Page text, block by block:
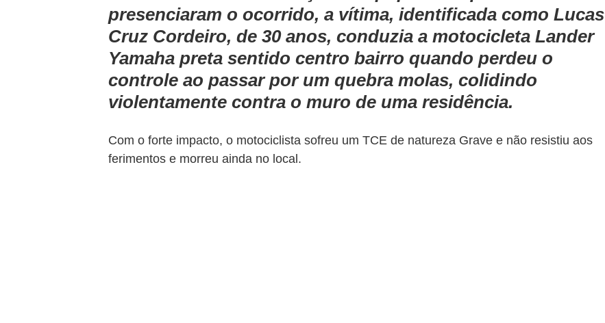
presenciaram o ocorrido, a vítima, identificada como Lucas
Cruz Cordeiro, de 30 anos, conduzia a motocicleta Lander
Yamaha preta sentido centro bairro quando perdeu o
controle ao passar por um quebra molas, colidindo
violentamente contra o muro de uma residência.
Com o forte impacto, o motociclista sofreu um TCE de natureza Grave e não resistiu aos
ferimentos e morreu ainda no local.